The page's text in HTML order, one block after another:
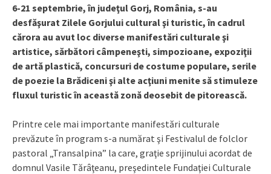
6-21 septembrie, în judeţul Gorj, România, s-au
desfăşurat Zilele Gorjului cultural şi turistic, în cadrul
cărora au avut loc diverse manifestări culturale şi
artistice, sărbători câmpeneşti, simpozioane, expoziţii
de artă plastică, concursuri de costume populare, serile
de poezie la Brădiceni şi alte acţiuni menite să stimuleze
fluxul turistic în această zonă deosebit de pitorească.
Printre cele mai importante manifestări culturale
prevăzute în program s-a numărat şi Festivalul de folclor
pastoral „Transalpina” la care, graţie sprijinului acordat de
domnul Vasile Tărâţeanu, preşedintele Fundaţiei Culturale